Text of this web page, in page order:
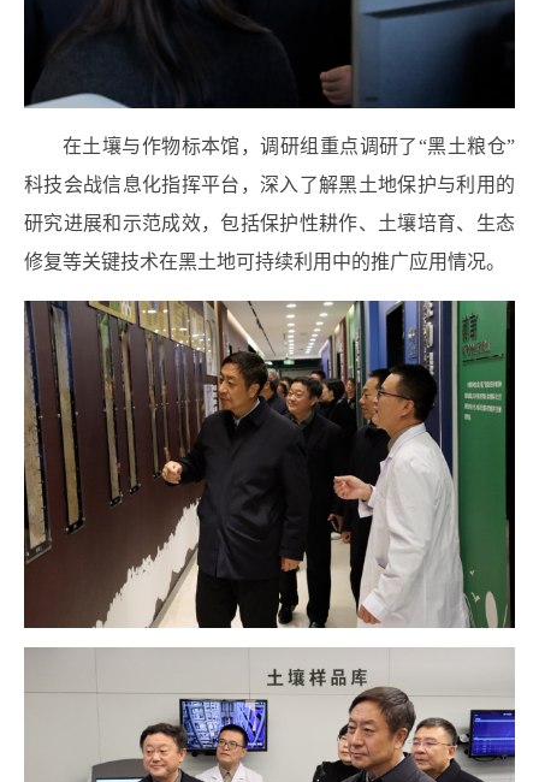
在土壤与作物标本馆，调研组重点调研了“黑土粮仓”
科技会战信息化指挥平台，深入了解黑土地保护与利用的
研究进展和示范成效，包括保护性耕作、土壤培育、生态
修复等关键技术在黑土地可持续利用中的推广应用情况。